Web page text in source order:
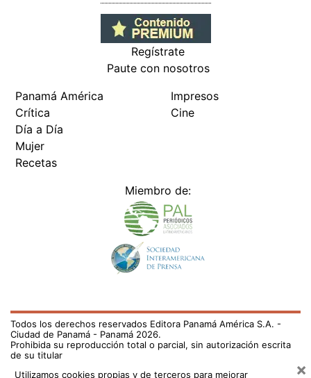
Regístrate
Paute con nosotros
Panamá América
Crítica
Día a Día
Mujer
Recetas
Impresos
Cine
Miembro de:
Todos los derechos reservados Editora Panamá América S.A. -
Ciudad de Panamá - Panamá 2026.
Prohibida su reproducción total o parcial, sin autorización escrita
de su titular
Utilizamos cookies propias y de terceros para mejorar
×